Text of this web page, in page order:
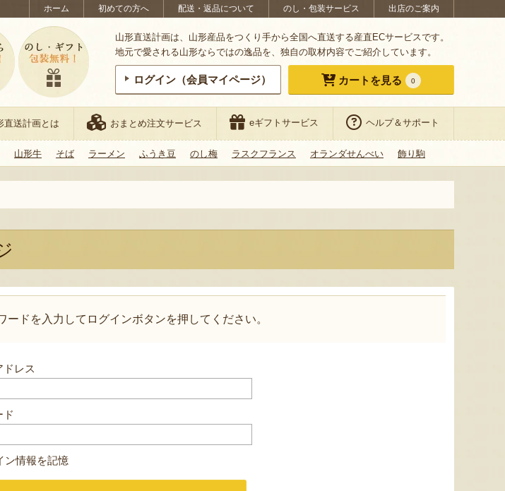
ホーム 初めての方へ 配送・返品について のし・包装サービス 出店のご案内
山形直送計画は、山形産品をつくり手から全国へ直送する産直ECサービスです。
地元で愛される山形ならではの逸品を、独自の取材内容でご紹介しています。
ログイン（会員マイページ） カートを見る 0
直送計画とは おまとめ注文サービス eギフトサービス ヘルプ＆サポート
山形牛 そば ラーメン ふうき豆 のし梅 ラスクフランス オランダせんべい 飾り駒
ドを入力してログインボタンを押してください。
ドレス
ド
ン情報を記憶